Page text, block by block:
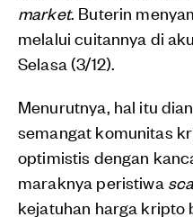
market. Buterin
melalui cuitannya di
Selasa (3/12).
Menurutnya, hal itu
semangat komunitas
optimistis dengan
maraknya peristiwa
kejatuhan harga kripto